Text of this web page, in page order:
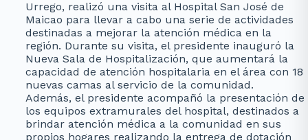
Urrego, realizó una visita al Hospital San José de
Maicao para llevar a cabo una serie de actividades
destinadas a mejorar la atención médica en la
región. Durante su visita, el presidente inauguró la
Nueva Sala de Hospitalización, que aumentará la
capacidad de atención hospitalaria en el área con 18
nuevas camas al servicio de la comunidad.
Además, el presidente acompañó la presentación de
los equipos extramurales del hospital, destinados a
brindar atención médica a la comunidad en sus
propios hogares realizando la entrega de dotación